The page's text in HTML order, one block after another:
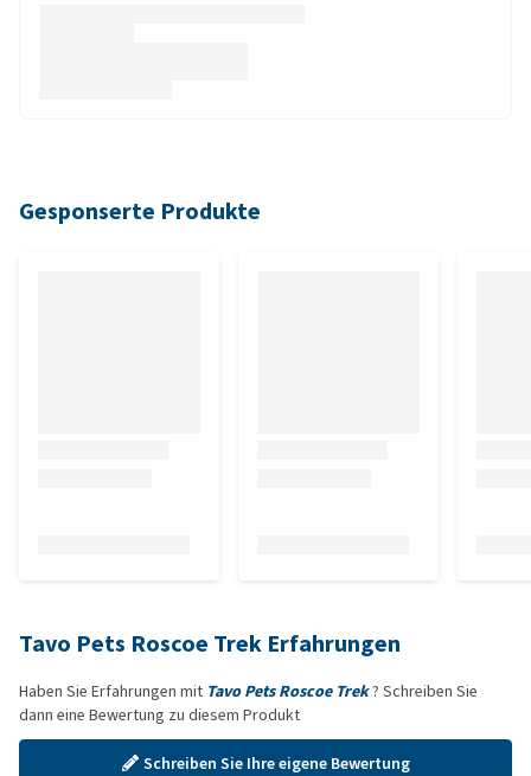
Gesponserte Produkte
Tavo Pets Roscoe Trek Erfahrungen
Haben Sie Erfahrungen mit Tavo Pets Roscoe Trek? Schreiben Sie
dann eine Bewertung zu diesem Produkt
Schreiben Sie Ihre eigene Bewertung